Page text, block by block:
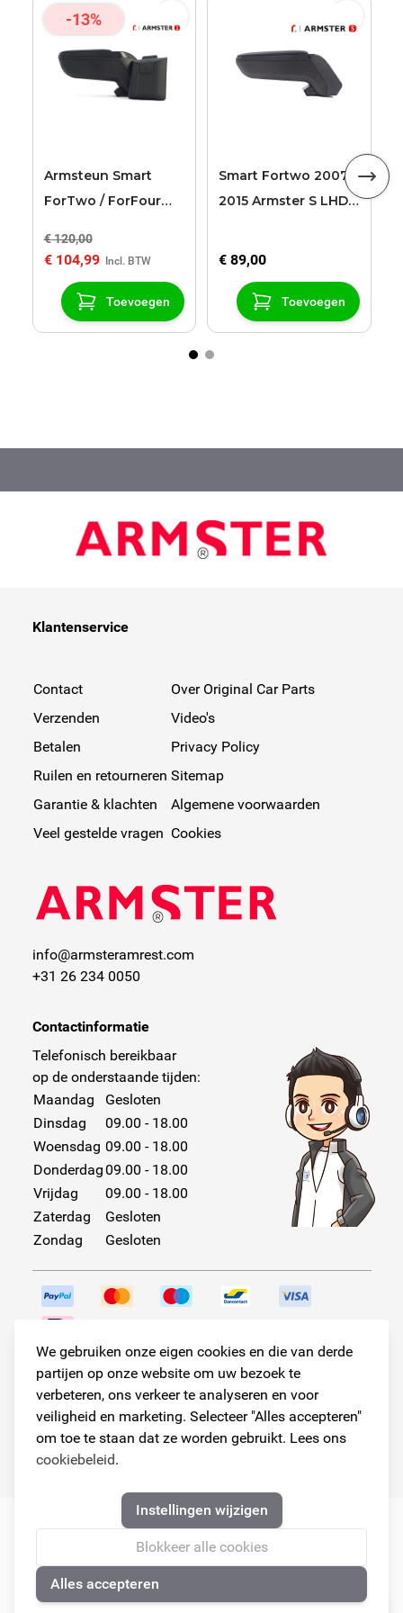
We gebruiken onze eigen cookies en die van derde
partijen op onze website om uw bezoek te
verbeteren, ons verkeer te analyseren en voor
veiligheid en marketing. Selecteer "Alles accepteren"
om toe te staan dat ze worden gebruikt. Lees ons
cookiebeleid.
Instellingen wijzigen
Blokkeer alle cookies
Alles accepteren
-13%
Armsteun Smart
ForTwo / ForFour
€ 120,00
€ 104,99
Toevoegen
Smart Fortwo 2007 -
2015 Armster S LHD
€ 89,00
Toevoegen
Klantenservice
Contact
Verzenden
Betalen
Ruilen en retourneren
Garantie & klachten
Veel gestelde vragen
Over Original Car Parts
Video's
Privacy Policy
Sitemap
Algemene voorwaarden
Cookies
info@armsteramrest.com
+31 26 234 0050
Contactinformatie
Telefonisch bereikbaar
op de onderstaande tijden:
Maandag
Gesloten
Dinsdag
09.00 - 18.00
Woensdag 09.00 - 18.00
Donderdag 09.00 - 18.00
Vrijdag
09.00 - 18.00
Zaterdag
Gesloten
Zondag
Gesloten
Volg ons!
© Copyright 2026
Armster Alle rechten voorbehouden
🍪